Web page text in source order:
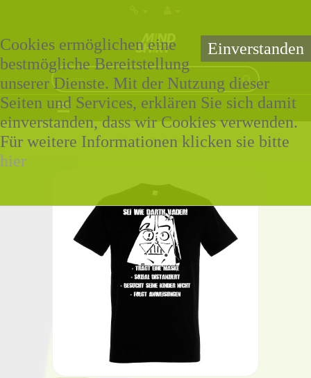
0 Artikel - 0,00€ *
Home » Darth Covid
Einverstanden
Cookies ermöglichen eine
bestmögliche Bereitstellung
unserer Dienste. Mit der Nutzung dieser
Seiten und Services, erklären Sie sich damit
einverstanden, dass wir Cookies verwenden.
Für weitere Informationen klicken sie bitte
hier